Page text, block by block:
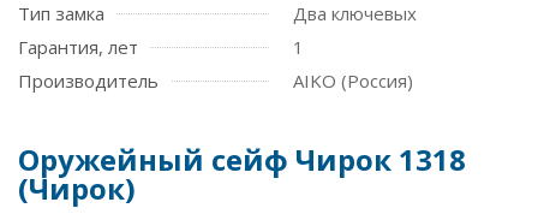
Тип замка
Два ключевых
Гарантия, лет
1
Производитель
AIKO (Россия)
Оружейный сейф Чирок 1318
(Чирок)